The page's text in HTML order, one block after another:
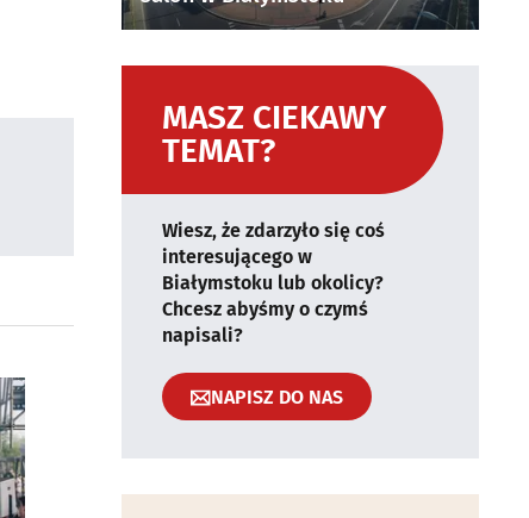
MASZ CIEKAWY
TEMAT?
Wiesz, że zdarzyło się coś
interesującego w
Białymstoku lub okolicy?
Chcesz abyśmy o czymś
napisali?
NAPISZ DO NAS